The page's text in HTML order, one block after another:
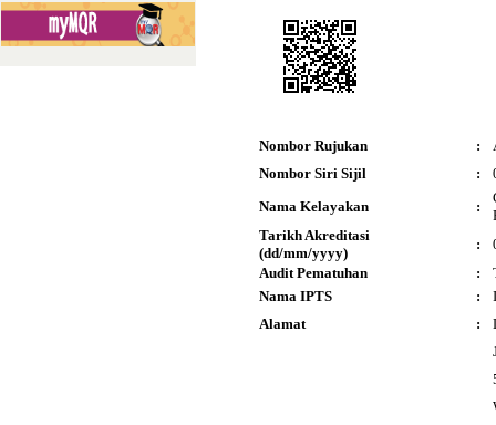
Nombor Rujukan :
Nombor Siri Sijil
:
Nama Kelayakan
:
Tarikh Akreditasi
(dd/mm/yyyy)
:
Audit Pematuhan
:
Nama IPTS
:
Alamat
: